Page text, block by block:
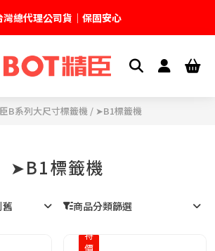
灣總代理公司貨｜保固安心
館現貨供應｜快速出貨不久等
B系列大尺寸標籤機 / ➤B1標籤機
➤B1標籤機
商品分類篩選